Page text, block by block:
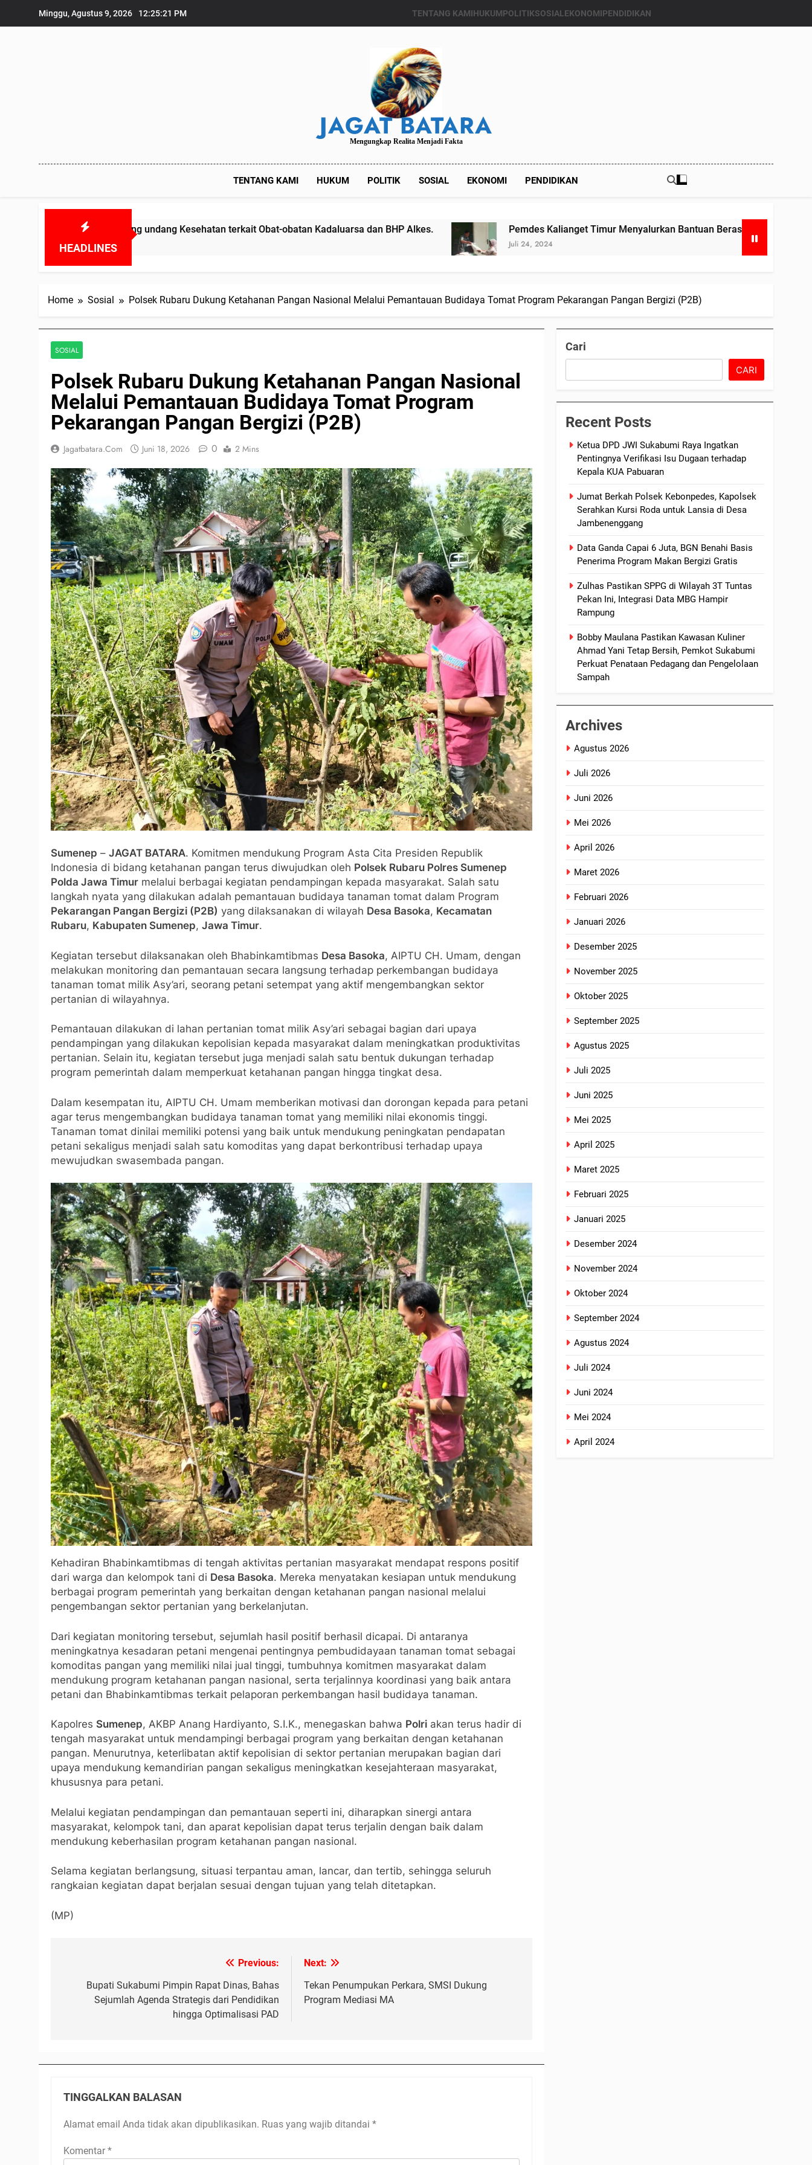
Minggu, Agustus 9, 2026 12:25:22 PM TENTANG KAMIHUKUMPOLITIKSOSIALEKONOMIPENDIDIKAN
JAGAT BATARA
Mengungkap Realita Menjadi Fakta
TENTANG KAMI HUKUM POLITIK SOSIAL EKONOMI PENDIDIKAN
HEADLINES
Undang undang Kesehatan terkait Obat-obatan Kadaluarsa dan BHP Alkes. Pemdes Kalianget Timur Menyalurkan Bantuan Beras Bapang (Bantuan Pangan) ke Enam
Juli 24, 2024
Home Sosial Polsek Rubaru Dukung Ketahanan Pangan Nasional Melalui Pemantauan Budidaya Tomat Program Pekarangan Pangan Bergizi (P2B)
SOSIAL
Polsek Rubaru Dukung Ketahanan Pangan Nasional
Melalui Pemantauan Budidaya Tomat Program
Pekarangan Pangan Bergizi (P2B)
Jagatbatara.com Juni 18, 2026 0 2 Mins
Sumenep – JAGAT BATARA. Komitmen mendukung Program Asta Cita Presiden Republik
Indonesia di bidang ketahanan pangan terus diwujudkan oleh Polsek Rubaru Polres Sumenep
Polda Jawa Timur melalui berbagai kegiatan pendampingan kepada masyarakat. Salah satu
langkah nyata yang dilakukan adalah pemantauan budidaya tanaman tomat dalam Program
Pekarangan Pangan Bergizi (P2B) yang dilaksanakan di wilayah Desa Basoka, Kecamatan
Rubaru, Kabupaten Sumenep, Jawa Timur.
Kegiatan tersebut dilaksanakan oleh Bhabinkamtibmas Desa Basoka, AIPTU CH. Umam, dengan
melakukan monitoring dan pemantauan secara langsung terhadap perkembangan budidaya
tanaman tomat milik Asy’ari, seorang petani setempat yang aktif mengembangkan sektor
pertanian di wilayahnya.
Pemantauan dilakukan di lahan pertanian tomat milik Asy’ari sebagai bagian dari upaya
pendampingan yang dilakukan kepolisian kepada masyarakat dalam meningkatkan produktivitas
pertanian. Selain itu, kegiatan tersebut juga menjadi salah satu bentuk dukungan terhadap
program pemerintah dalam memperkuat ketahanan pangan hingga tingkat desa.
Dalam kesempatan itu, AIPTU CH. Umam memberikan motivasi dan dorongan kepada para petani
agar terus mengembangkan budidaya tanaman tomat yang memiliki nilai ekonomis tinggi.
Tanaman tomat dinilai memiliki potensi yang baik untuk mendukung peningkatan pendapatan
petani sekaligus menjadi salah satu komoditas yang dapat berkontribusi terhadap upaya
mewujudkan swasembada pangan.
Kehadiran Bhabinkamtibmas di tengah aktivitas pertanian masyarakat mendapat respons positif
dari warga dan kelompok tani di Desa Basoka. Mereka menyatakan kesiapan untuk mendukung
berbagai program pemerintah yang berkaitan dengan ketahanan pangan nasional melalui
pengembangan sektor pertanian yang berkelanjutan.
Dari kegiatan monitoring tersebut, sejumlah hasil positif berhasil dicapai. Di antaranya
meningkatnya kesadaran petani mengenai pentingnya pembudidayaan tanaman tomat sebagai
komoditas pangan yang memiliki nilai jual tinggi, tumbuhnya komitmen masyarakat dalam
mendukung program ketahanan pangan nasional, serta terjalinnya koordinasi yang baik antara
petani dan Bhabinkamtibmas terkait pelaporan perkembangan hasil budidaya tanaman.
Kapolres Sumenep, AKBP Anang Hardiyanto, S.I.K., menegaskan bahwa Polri akan terus hadir di
tengah masyarakat untuk mendampingi berbagai program yang berkaitan dengan ketahanan
pangan. Menurutnya, keterlibatan aktif kepolisian di sektor pertanian merupakan bagian dari
upaya mendukung kemandirian pangan sekaligus meningkatkan kesejahteraan masyarakat,
khususnya para petani.
Melalui kegiatan pendampingan dan pemantauan seperti ini, diharapkan sinergi antara
masyarakat, kelompok tani, dan aparat kepolisian dapat terus terjalin dengan baik dalam
mendukung keberhasilan program ketahanan pangan nasional.
Selama kegiatan berlangsung, situasi terpantau aman, lancar, dan tertib, sehingga seluruh
rangkaian kegiatan dapat berjalan sesuai dengan tujuan yang telah ditetapkan.
(MP)
Previous:
Bupati Sukabumi Pimpin Rapat Dinas, Bahas
Sejumlah Agenda Strategis dari Pendidikan
hingga Optimalisasi PAD
Next:
Tekan Penumpukan Perkara, SMSI Dukung
Program Mediasi MA
TINGGALKAN BALASAN
Alamat email Anda tidak akan dipublikasikan. Ruas yang wajib ditandai *
Komentar *
Cari
CARI
Recent Posts
Ketua DPD JWI Sukabumi Raya Ingatkan
Pentingnya Verifikasi Isu Dugaan terhadap
Kepala KUA Pabuaran
Jumat Berkah Polsek Kebonpedes, Kapolsek
Serahkan Kursi Roda untuk Lansia di Desa
Jambenenggang
Data Ganda Capai 6 Juta, BGN Benahi Basis
Penerima Program Makan Bergizi Gratis
Zulhas Pastikan SPPG di Wilayah 3T Tuntas
Pekan Ini, Integrasi Data MBG Hampir
Rampung
Bobby Maulana Pastikan Kawasan Kuliner
Ahmad Yani Tetap Bersih, Pemkot Sukabumi
Perkuat Penataan Pedagang dan Pengelolaan
Sampah
Archives
Agustus 2026
Juli 2026
Juni 2026
Mei 2026
April 2026
Maret 2026
Februari 2026
Januari 2026
Desember 2025
November 2025
Oktober 2025
September 2025
Agustus 2025
Juli 2025
Juni 2025
Mei 2025
April 2025
Maret 2025
Februari 2025
Januari 2025
Desember 2024
November 2024
Oktober 2024
September 2024
Agustus 2024
Juli 2024
Juni 2024
Mei 2024
April 2024